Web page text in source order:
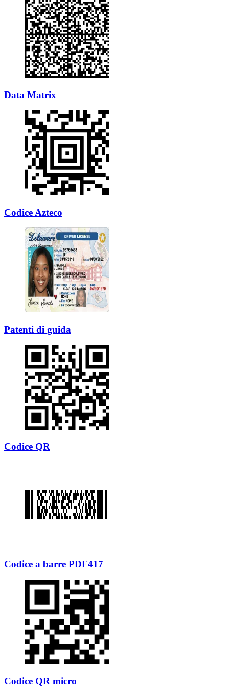
Data Matrix
Codice Azteco
Patenti di guida
Codice QR
Codice a barre PDF417
Codice QR micro